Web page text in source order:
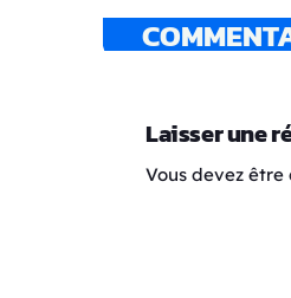
Laisser une
Vous devez